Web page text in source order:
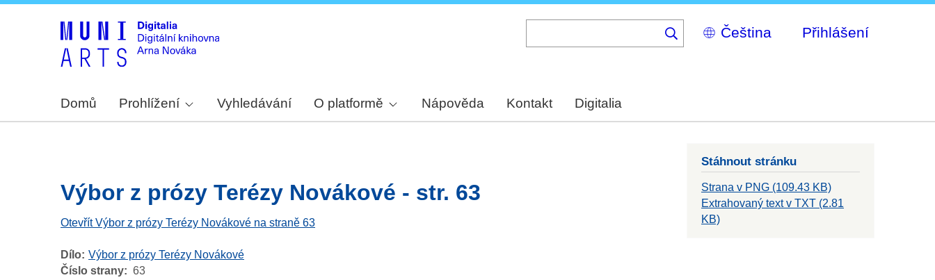
Select
your
Přihlášení
Domů Prohlížení Vyhledávání O platformě Nápověda Kontakt Digitalia
Výbor z prózy Terézy Novákové - str. 63
Otevřít Výbor z prózy Terézy Novákové na straně 63
Dílo Výbor z prózy Terézy Novákové
Číslo strany
63
Stáhnout stránku
Strana v PNG (109.43 KB)
Extrahovaný text v TXT (2.81
KB)